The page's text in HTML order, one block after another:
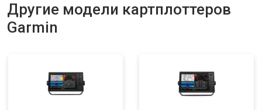
Другие модели картплоттеров
Garmin